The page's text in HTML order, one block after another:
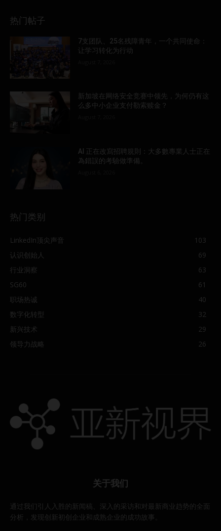
热门帖子
7支团队、25名残障青年，一个共同使命：
让学习转化为行动
新加坡在网络安全竞赛中领先，为何仍有这
么多中小企业支付勒索赎金？
AI 正在改寫招聘規則：大多數專業人士正在
為錯誤的考驗做準備。
热门类别
LinkedIn顶尖声音
103
认识创始人
69
行业洞察
63
SG60
61
职场热诚
40
数字化转型
32
新兴技术
29
领导力战略
26
关于我们
通过我们引人入胜的新闻稿、深入的采访和对最新商业趋势的全面
分析，发现创新初创企业和成熟企业的成功故事。